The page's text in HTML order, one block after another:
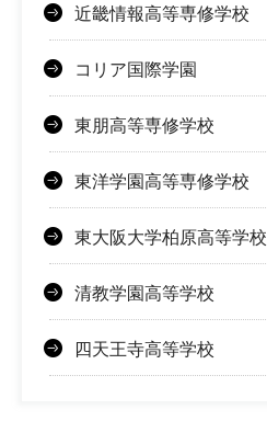
近畿情報高等専修学校
コリア国際学園
東朋高等専修学校
東洋学園高等専修学校
東大阪大学柏原高等学校
清教学園高等学校
四天王寺高等学校